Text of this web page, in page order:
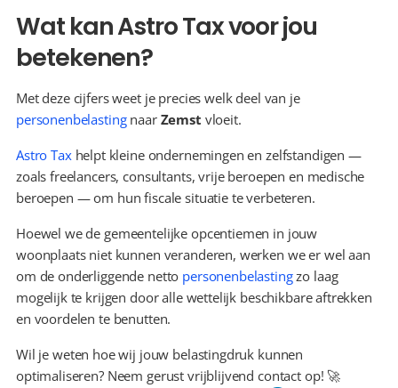
Wat kan Astro Tax voor jou
betekenen?
Met deze cijfers weet je precies welk deel van je
personenbelasting naar Zemst vloeit.
Astro Tax helpt kleine ondernemingen en zelfstandigen —
zoals freelancers, consultants, vrije beroepen en medische
beroepen — om hun fiscale situatie te verbeteren.
Hoewel we de gemeentelijke opcentiemen in jouw
woonplaats niet kunnen veranderen, werken we er wel aan
om de onderliggende netto personenbelasting zo laag
mogelijk te krijgen door alle wettelijk beschikbare aftrekken
en voordelen te benutten.
Wil je weten hoe wij jouw belastingdruk kunnen
optimaliseren? Neem gerust vrijblijvend contact op! 🚀